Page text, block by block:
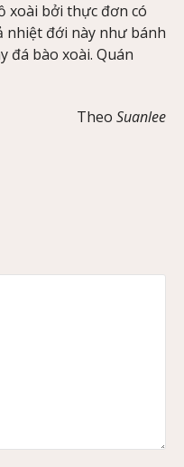
xoài bởi thực đơn có
nhiệt đới này như bánh
đá bào xoài. Quán
Theo Suanlee